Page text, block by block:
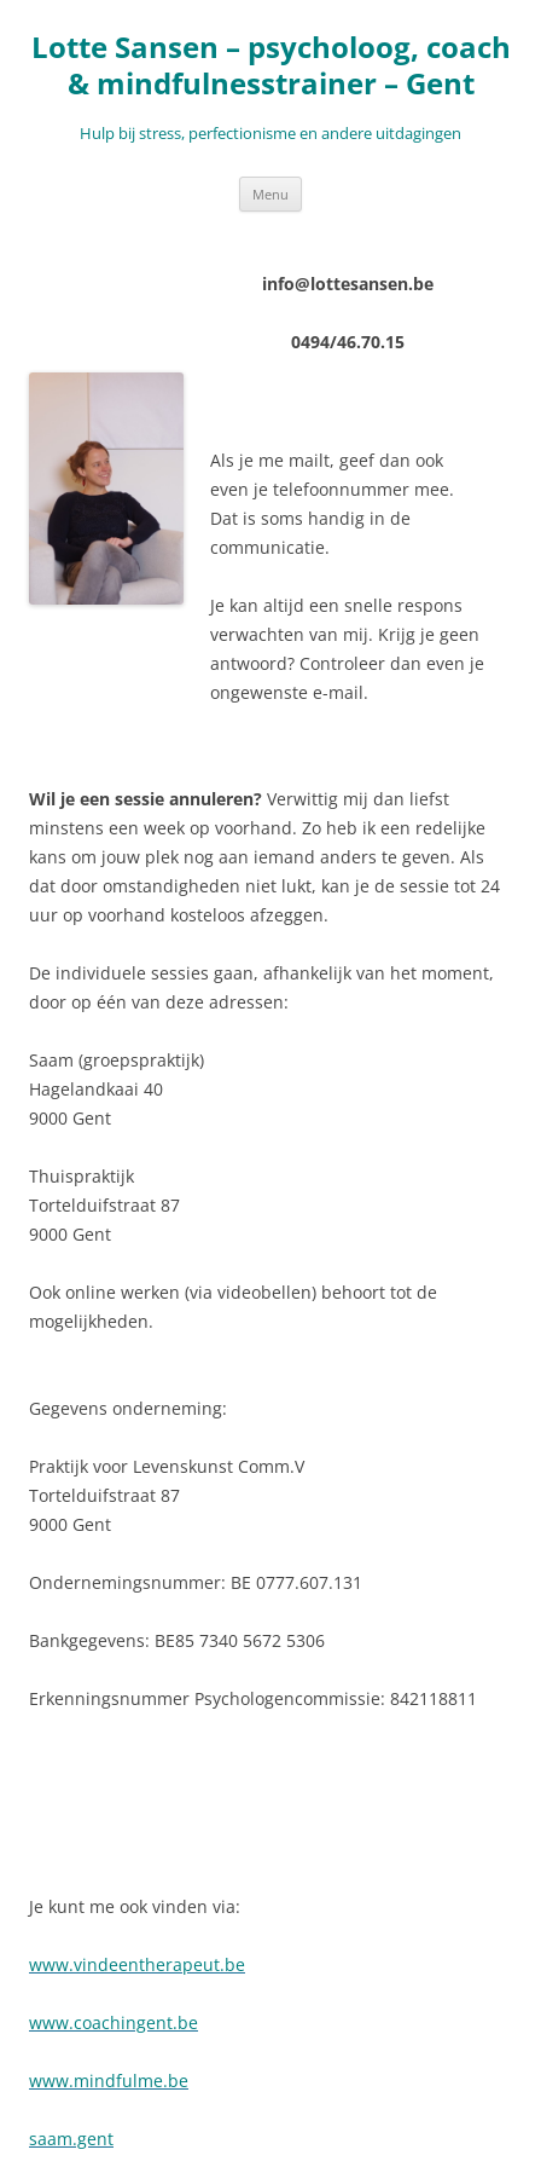
de
inhoud
Lotte Sansen – psycholoog, coach
& mindfulnesstrainer – Gent
Hulp bij stress, perfectionisme en andere uitdagingen
Menu
info@lottesansen.be
0494/46.70.15
Als je me mailt, geef dan ook
even je telefoonnummer mee.
Dat is soms handig in de
communicatie.
Je kan altijd een snelle respons
verwachten van mij. Krijg je geen
antwoord? Controleer dan even je
ongewenste e-mail.
Wil je een sessie annuleren? Verwittig mij dan liefst
minstens een week op voorhand. Zo heb ik een redelijke
kans om jouw plek nog aan iemand anders te geven. Als
dat door omstandigheden niet lukt, kan je de sessie tot 24
uur op voorhand kosteloos afzeggen.
De individuele sessies gaan, afhankelijk van het moment,
door op één van deze adressen:
Saam (groepspraktijk)
Hagelandkaai 40
9000 Gent
Thuispraktijk
Tortelduifstraat 87
9000 Gent
Ook online werken (via videobellen) behoort tot de
mogelijkheden.
Gegevens onderneming:
Praktijk voor Levenskunst Comm.V
Tortelduifstraat 87
9000 Gent
Ondernemingsnummer: BE 0777.607.131
Bankgegevens: BE85 7340 5672 5306
Erkenningsnummer Psychologencommissie: 842118811
Je kunt me ook vinden via:
www.vindeentherapeut.be
www.coachingent.be
www.mindfulme.be
saam.gent